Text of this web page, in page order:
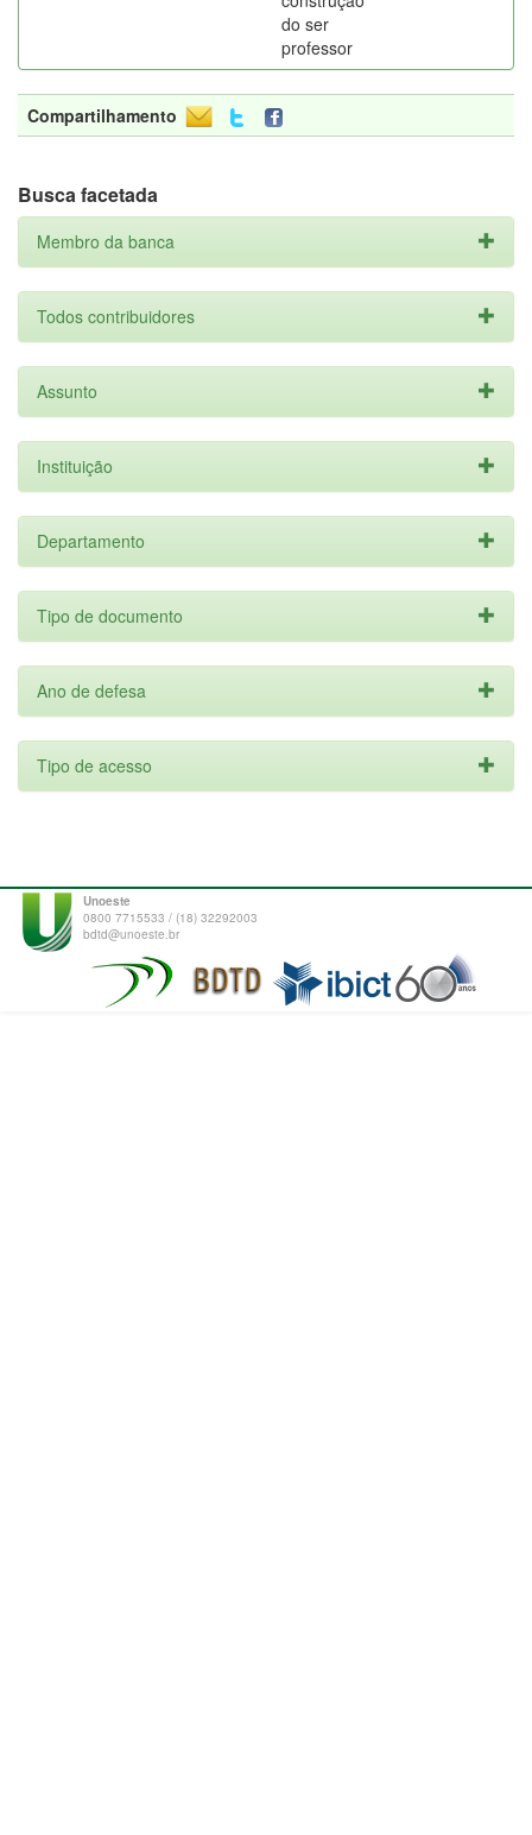
do ser
professor
Compartilhamento
Busca facetada
Membro da banca
Todos contribuidores
Assunto
Instituição
Departamento
Tipo de documento
Ano de defesa
Tipo de acesso
Unoeste
0800 7715533 / (18) 32292003
bdtd@unoeste.br